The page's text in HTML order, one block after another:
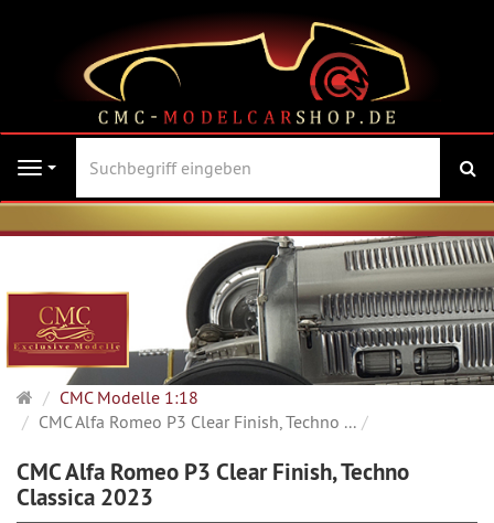
Navigation
Startseite
CMC Modelle 1:18
CMC Alfa Romeo P3 Clear Finish, Techno ...
CMC Alfa Romeo P3 Clear Finish, Techno
Classica 2023